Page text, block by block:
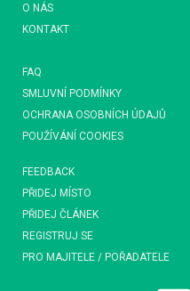
O NÁS
KONTAKT
FAQ
SMLUVNÍ PODMÍNKY
OCHRANA OSOBNÍCH ÚDAJŮ
POUŽÍVÁNÍ COOKIES
FEEDBACK
PŘIDEJ MÍSTO
PŘIDEJ ČLÁNEK
REGISTRUJ SE
PRO MAJITELE / POŘADATELE